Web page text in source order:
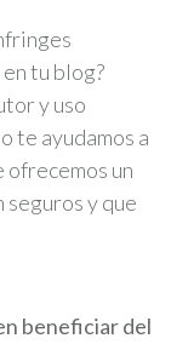
tu blog?
y uso
te ayudamos a
ofrecemos un
seguros y que
beneficiar del